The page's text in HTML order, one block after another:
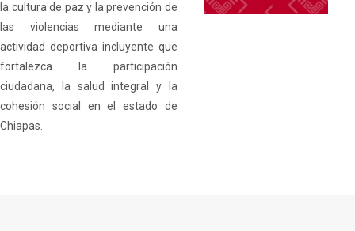
la cultura de paz y la prevención de
las violencias mediante una
actividad deportiva incluyente que
fortalezca la participación
ciudadana, la salud integral y la
cohesión social en el estado de
Chiapas.